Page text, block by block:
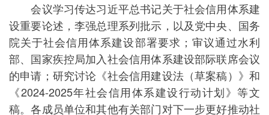
会议学习传达习近平总书记关于社会信用体系建
设重要论述，李强总理系列批示，以及党中央、国务
院关于社会信用体系建设部署要求；审议通过水利
部、国家疾控局加入社会信用体系建设部际联席会议
的申请；研究讨论《社会信用建设法（草案稿）》和
《2024-2025年社会信用体系建设行动计划》等文
稿。各成员单位和其他有关部门对下一步更好推动社